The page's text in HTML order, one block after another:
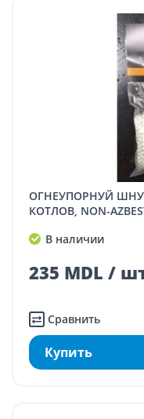
ОГНЕУПОРНУЙ ШНУР ДЛЯ ТВЕРДОТОПЛЕВНЫХ
КОТЛОВ, NON-
В наличии
235 MDL /
Сравнить
Купить